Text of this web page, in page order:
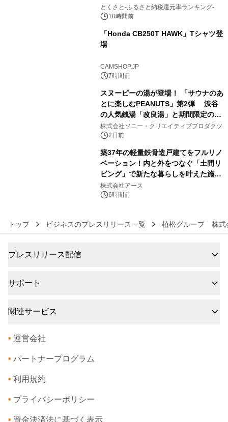
とくさと-ふるさと納税還元率ランキング-
10時間前
「Honda CB250T HAWK」Tシャツ登
場
CAMSHOP.JP
7時間前
スヌーピーの湯が登場！ 「サウナのあ
とに楽しむPEANUTS」第2弾 渋谷
の人気銭湯「改良湯」と期間限定のコ
ラボレーション サウナイキタイコラ
ボグッズも発売決定！
株式会社ソニー・クリエイティブプロダクツ
2日前
築37年の軽量鉄骨造戸建てをフルリノ
ベーション！内と外をつなぐ「土間リ
ビング」で新たな暮らしを叶えた施工
事例を株式会社アースが公開
株式会社アース
6時間前
トップ ビジネスのプレスリリース一覧 植松グループ 株式
プレスリリース配信
サポート
関連サービス
• 運営会社
• パートナープログラム
• 利用規約
• プライバシーポリシー
• 資金決済法に基づく表示